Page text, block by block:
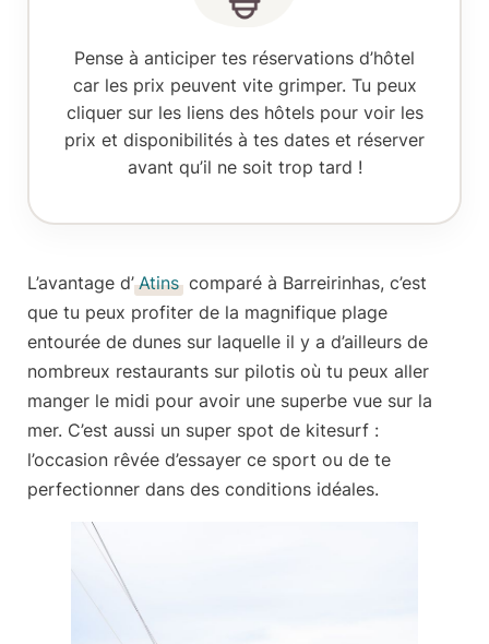
Pense à anticiper tes réservations d’hôtel
car les prix peuvent vite grimper. Tu peux
cliquer sur les liens des hôtels pour voir les
prix et disponibilités à tes dates et réserver
avant qu’il ne soit trop tard !
L’avantage d’ Atins comparé à Barreirinhas, c’est
que tu peux profiter de la magnifique plage
entourée de dunes sur laquelle il y a d’ailleurs de
nombreux restaurants sur pilotis où tu peux aller
manger le midi pour avoir une superbe vue sur la
mer. C’est aussi un super spot de kitesurf :
l’occasion rêvée d’essayer ce sport ou de te
perfectionner dans des conditions idéales.